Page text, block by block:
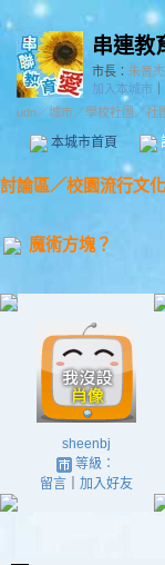
串連教
市長： 朱晉杰
加入本城市
udn／城市／學校社團 ／社
本城市首頁
討論區／校園流行文
魔術方塊？
sheenbj
等級：
留言｜ 加入好友